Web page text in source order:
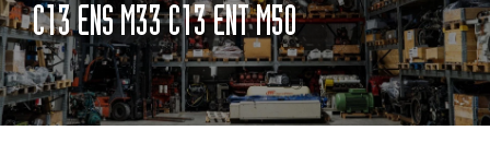
C13 ENS M33 C13 ENT M50